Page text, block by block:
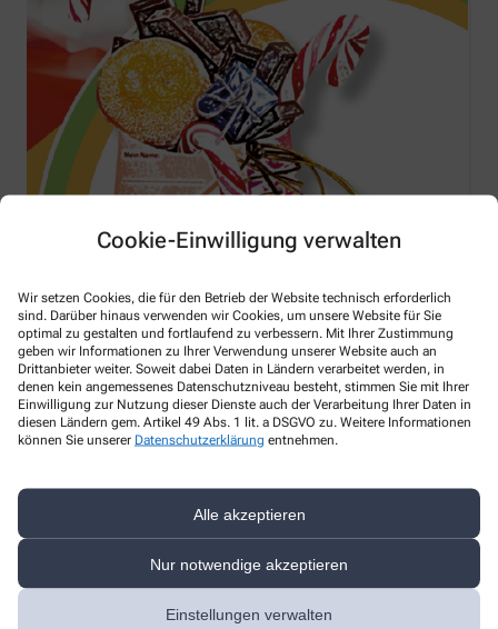
Cookie-Einwilligung verwalten
Wir setzen Cookies, die für den Betrieb der Website technisch erforderlich
sind. Darüber hinaus verwenden wir Cookies, um unsere Website für Sie
optimal zu gestalten und fortlaufend zu verbessern. Mit Ihrer Zustimmung
geben wir Informationen zu Ihrer Verwendung unserer Website auch an
Drittanbieter weiter. Soweit dabei Daten in Ländern verarbeitet werden, in
denen kein angemessenes Datenschutzniveau besteht, stimmen Sie mit Ihrer
Einwilligung zur Nutzung dieser Dienste auch der Verarbeitung Ihrer Daten in
diesen Ländern gem. Artikel 49 Abs. 1 lit. a DSGVO zu. Weitere Informationen
können Sie unserer Datenschutzerklärung entnehmen.
Alle akzeptieren
Nur notwendige akzeptieren
Einstellungen verwalten